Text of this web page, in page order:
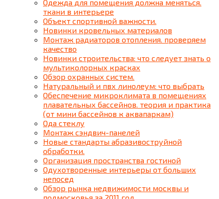
Одежда для помещения должна меняться.
ткани в интерьере
Объект спортивной важности.
Новинки кровельных материалов
Монтаж радиаторов отопления. проверяем
качество
Новинки строительства: что следует знать о
мультиколорных красках
Обзор охранных систем.
Натуральный и пвх линолеум: что выбрать
Обеспечение микроклимата в помещениях
плавательных бассейнов. теория и практика
(от мини бассейнов к аквапаркам)
Ода стеклу
Монтаж сэндвич-панелей
Новые стандарты абразивоструйной
обработки.
Организация пространства гостиной
Одухотворенные интерьеры от больших
непосед
Обзор рынка недвижимости москвы и